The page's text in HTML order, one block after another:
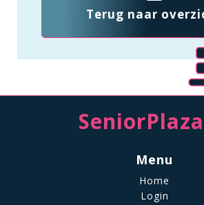
Terug naar
Menu
Home
Login